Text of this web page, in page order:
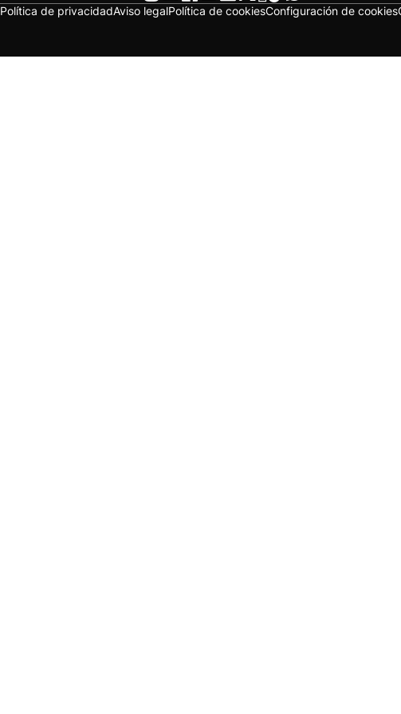
Política de privacidadAviso legalPolítica de cookiesConfiguración de cookies